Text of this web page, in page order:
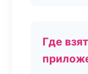
Где